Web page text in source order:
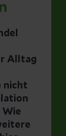
Alltag
nicht
Wie